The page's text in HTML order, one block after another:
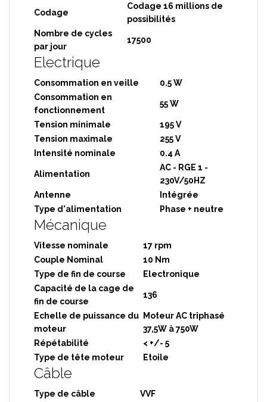
Codage
Codage 16 millions de
possibilités
Nombre de cycles
par jour
17500
Electrique
Consommation en veille
0.5 W
Consommation en
fonctionnement
55 W
Tension minimale
195 V
Tension maximale
255 V
Intensité nominale
0.4 A
Alimentation
AC - RGE 1 -
230V/50HZ
Antenne
Intégrée
Type d'alimentation
Phase + neutre
Mécanique
Vitesse nominale
17 rpm
Couple Nominal
10 Nm
Type de fin de course
Electronique
Capacité de la cage de
fin de course
136
Echelle de puissance du
moteur
Moteur AC triphasé
37,5W à 750W
Répétabilité
< +/- 5
Type de tête moteur
Etoile
Câble
Type de câble
VVF